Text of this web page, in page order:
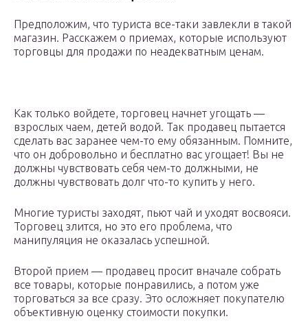
Предположим, что туриста все-таки завлекли в такой
магазин. Расскажем о приемах, которые используют
торговцы для продажи по неадекватным ценам.
Как только войдете, торговец начнет угощать —
взрослых чаем, детей водой. Так продавец пытается
сделать вас заранее чем-то ему обязанным. Помните,
что он добровольно и бесплатно вас угощает! Вы не
должны чувствовать себя чем-то должными, не
должны чувствовать долг что-то купить у него.
Многие туристы заходят, пьют чай и уходят восвояси.
Торговец злится, но это его проблема, что
манипуляция не оказалась успешной.
Второй прием — продавец просит вначале собрать
все товары, которые понравились, а потом уже
торговаться за все сразу. Это осложняет покупателю
объективную оценку стоимости покупки.